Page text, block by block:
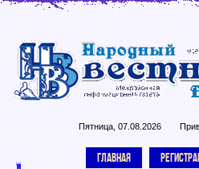
Пятница, 07.08.2026
ГЛАВНАЯ